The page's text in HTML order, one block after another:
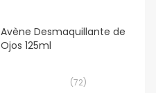
Avène Desmaquillante de
Ojos 125ml
(72)